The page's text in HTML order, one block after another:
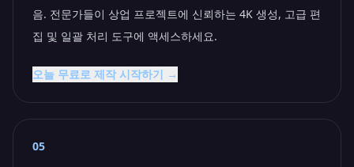
음. 전문가들이 상업 프로젝트에 신뢰하는 4K 생성, 고급 편
집 및 일괄 처리 도구에 액세스하세요.
오늘 무료로 제작 시작하기 →
05